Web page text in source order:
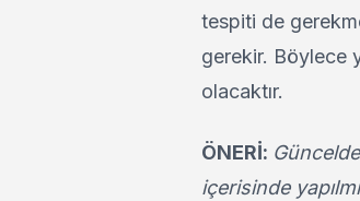
tespiti de
gerekir. Böylece
olacaktır.
ÖNERİ:
içerisinde